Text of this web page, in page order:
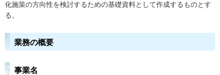
化施策の方向性を検討するための基礎資料として作成するものとす
る。
業務の概要
事業名